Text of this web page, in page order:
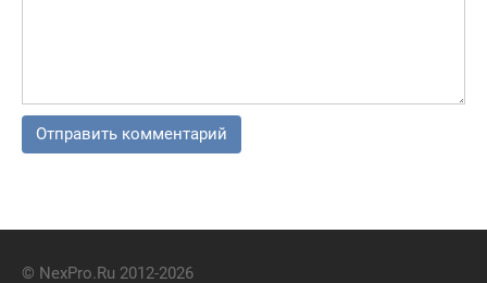
© NexPro.Ru 2012-2026